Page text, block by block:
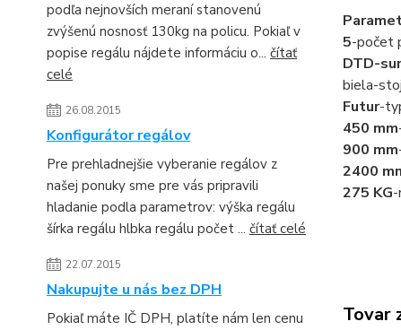
podľa nejnovších meraní stanovenú
zvýšenú nosnosť 130kg na policu. Pokiaľ v
popise regálu nájdete informáciu o... čítať
celé
26.08.2015
Konfigurátor regálov
Pre prehladnejšie vyberanie regálov z
našej ponuky sme pre vás pripravili
hladanie podla parametrov: výška regálu
šírka regálu hlbka regálu počet ... čítať celé
22.07.2015
Nakupujte u nás bez DPH
Pokiaľ máte IČ DPH, platíte nám len cenu
5-počet
DTD-
biela-
Futur-
450 mm
900 mm
2400
275 KG
Tovar